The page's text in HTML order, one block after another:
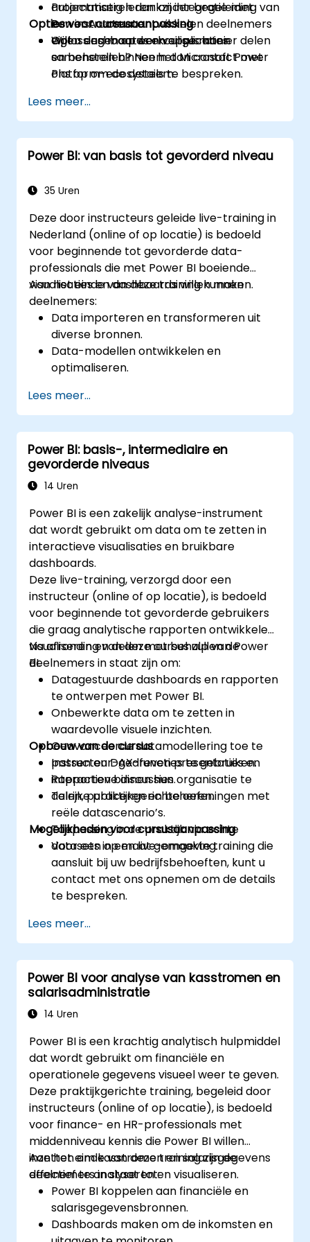
automatiseren dankzij integratie met
Power Automate.
Oplossingen op een veilige manier delen
en beheren binnen het Microsoft Power
Platform-ecosysteem.
Projectmatig leren: onder begeleiding van
een instructeur ontwikkelen deelnemers
eigen dashboards en applicaties.
Opties voor cursusaanpassing
Wilt u een maatwerkcursus laten
samenstellen? Neem dan contact met
ons op om de details te bespreken.
Lees meer...
Power BI: van basis tot gevorderd niveau
35 Uren
Deze door instructeurs geleide live-training in
Nederland (online of op locatie) is bedoeld
voor beginnende tot gevorderde data-
professionals die met Power BI boeiende
visualisaties en dashboards willen maken.
Aan het einde van deze training kunnen
deelnemers:
Data importeren en transformeren uit
diverse bronnen.
Data-modellen ontwikkelen en
optimaliseren.
rapporten en dashboards creëren.
Beste praktijken toepassen bij het
visualiseren van data en ontwerp van
dashboards.
Gebruikmaken van geavanceerde
functies in Power BI voor diepgaande
Lees meer...
Power BI: basis-, intermediaire en
gevorderde niveaus
14 Uren
Power BI is een zakelijk analyse-instrument
dat wordt gebruikt om data om te zetten in
interactieve visualisaties en bruikbare
dashboards.
Deze live-training, verzorgd door een
instructeur (online of op locatie), is bedoeld
voor beginnende tot gevorderde gebruikers
die graag analytische rapporten ontwikkelen,
visualiseren en delen met behulp van Power
BI.
Na afronding van deze cursus zullen de
deelnemers in staat zijn om:
Datagestuurde dashboards en rapporten
te ontwerpen met Power BI.
Onbewerkte data om te zetten in
waardevolle visuele inzichten.
Geavanceerde datamodellering toe te
passen en DAX-functies te gebruiken.
Rapporten binnen hun organisatie te
delen, publiceren en beheren.
Opbouw van de cursus
Instructeur-gedreven presentaties en
interactieve discussies.
Talrijke praktijkgerichte oefeningen met
reële datascenario’s.
Toepassing in de praktijk via echte
datasets in een live-omgeving.
Mogelijkheden voor cursusaanpassing
Voor een op maat gemaakte training die
aansluit bij uw bedrijfsbehoeften, kunt u
contact met ons opnemen om de details
te bespreken.
Lees meer...
Power BI voor analyse van kasstromen en
salarisadministratie
14 Uren
Power BI is een krachtig analytisch hulpmiddel
dat wordt gebruikt om financiële en
operationele gegevens visueel weer te geven.
Deze praktijkgerichte training, begeleid door
instructeurs (online of op locatie), is bedoeld
voor finance- en HR-professionals met
middenniveau kennis die Power BI willen
inzetten om kasstromen en salarisgegevens
effectief te analyseren en visualiseren.
Aan het einde van deze training zijn de
deelnemers in staat tot:
Power BI koppelen aan financiële en
salarisgegevensbronnen.
Dashboards maken om de inkomsten en